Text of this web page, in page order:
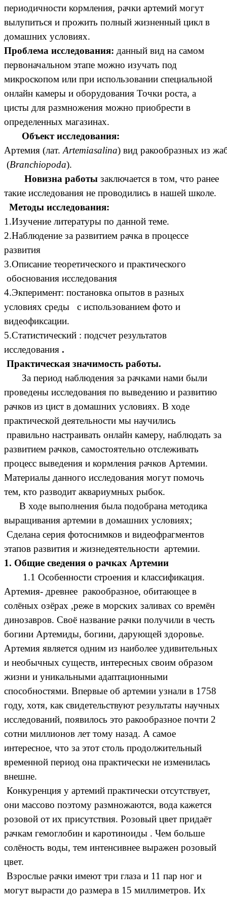
периодичности кормления, рачки артемий могут
вылупиться и прожить полный жизненный цикл в
домашних условиях.
Проблема исследования: данный вид на самом
первоначальном этапе можно изучать под
микроскопом или при использовании специальной
онлайн камеры и оборудования Точки роста, а
цисты для размножения можно приобрести в
определенных магазинах.
Объект исследования:
Артемия (лат. Artemiasalina) вид ракообразных из
(Branchiopoda).
Новизна работы заключается в том, что ранее
такие исследования не проводились в нашей школе.
Методы исследования:
1.Изучение литературы по данной теме.
2.Наблюдение за развитием рачка в процессе
развития
3.Описание теоретического и практического
обоснования исследования
4.Экперимент: постановка опытов в разных
условиях среды с использованием фото и
видеофиксации.
5.Статистический : подсчет результатов
исследования .
Практическая значимость работы.
За период наблюдения за рачками нами были
проведены исследования по выведению и развитию
рачков из цист в домашних условиях. В ходе
практической деятельности мы научились
правильно настраивать онлайн камеру, наблюдать за
развитием рачков, самостоятельно отслеживать
процесс выведения и кормления рачков Артемии.
Материалы данного исследования могут помочь
тем, кто разводит аквариумных рыбок.
В ходе выполнения была подобрана методика
выращивания артемии в домашних условиях;
Сделана серия фотоснимков и видеофрагментов
этапов развития и жизнедеятельности артемии.
1. Общие сведения о рачках Артемии
1.1 Особенности строения и классификация.
Артемия- древнее ракообразное, обитающее в
солёных озёрах ,реже в морских заливах со времён
динозавров. Своё название рачки получили в честь
богини Артемиды, богини, дарующей здоровье.
Артемия является одним из наиболее удивительных
и необычных существ, интересных своим образом
жизни и уникальными адаптационными
способностями. Впервые об артемии узнали в 1758
году, хотя, как свидетельствуют результаты научных
исследований, появилось это ракообразное почти 2
сотни миллионов лет тому назад. А самое
интересное, что за этот столь продолжительный
временной период она практически не изменилась
внешне.
Конкуренция у артемий практически отсутствует,
они массово поэтому размножаются, вода кажется
розовой от их присутствия. Розовый цвет придаёт
рачкам гемоглобин и каротиноиды . Чем больше
солёность воды, тем интенсивнее выражен розовый
цвет.
Взрослые рачки имеют три глаза и 11 пар ног и
могут вырасти до размера в 15 миллиметров. Их